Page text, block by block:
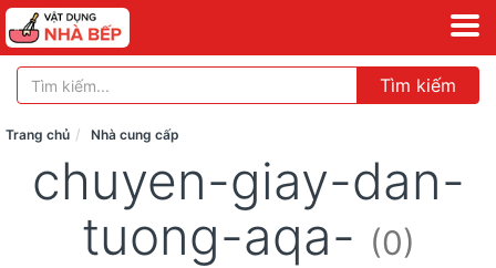
Tìm kiếm
Trang chủ Nhà cung cấp
chuyen-giay-dan-
tuong-aqa- (0)